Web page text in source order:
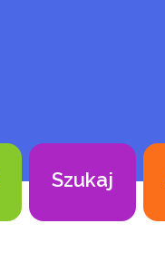
Szukaj